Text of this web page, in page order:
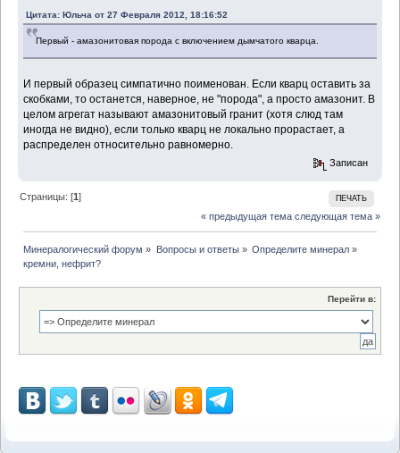
Цитата: Юльча от 27 Февраля 2012, 18:16:52
Первый - амазонитовая порода с включением дымчатого кварца.
И первый образец симпатично поименован. Если кварц оставить за
скобками, то останется, наверное, не "порода", а просто амазонит. В
целом агрегат называют амазонитовый гранит (хотя слюд там
иногда не видно), если только кварц не локально прорастает, а
распределен относительно равномерно.
Записан
ПЕЧАТЬ
Страницы: [1]
« предыдущая тема следующая тема »
Минералогический форум » Вопросы и ответы» Определите минерал»
кремни, нефрит?
Перейти в: